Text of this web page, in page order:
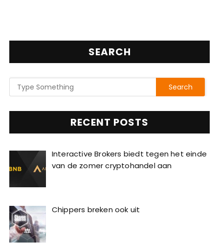
SEARCH
RECENT POSTS
Interactive Brokers biedt tegen het einde
van de zomer cryptohandel aan
Chippers breken ook uit